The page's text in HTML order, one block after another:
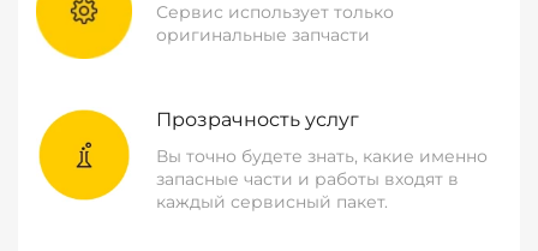
Сервис использует только
оригинальные запчасти
Прозрачность услуг
Вы точно будете знать, какие именно
запасные части и работы входят в
каждый сервисный пакет.